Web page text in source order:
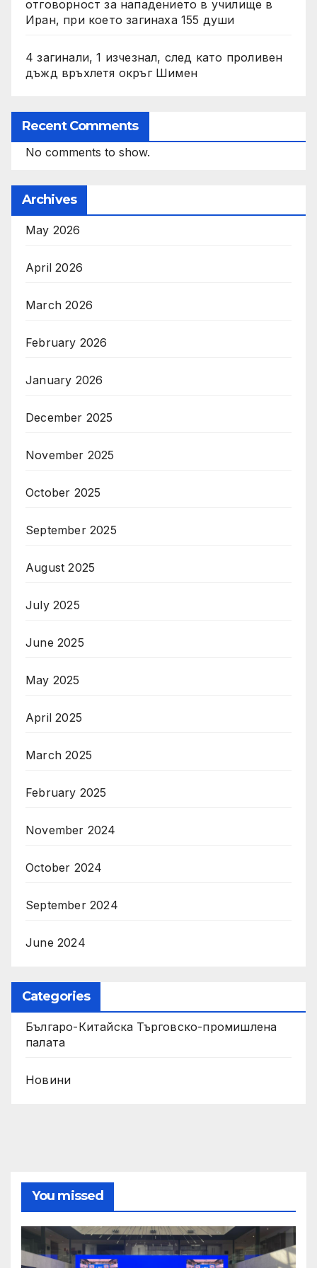
отговорност за нападението в училище в
Иран, при което загинаха 155 души
4 загинали, 1 изчезнал, след като проливен
дъжд връхлетя окръг Шимен
Recent Comments
No comments to show.
Archives
May 2026
April 2026
March 2026
February 2026
January 2026
December 2025
November 2025
October 2025
September 2025
August 2025
July 2025
June 2025
May 2025
April 2025
March 2025
February 2025
November 2024
October 2024
September 2024
June 2024
Categories
Българо-Китайска Търговско-промишлена
палaта
Новини
You missed